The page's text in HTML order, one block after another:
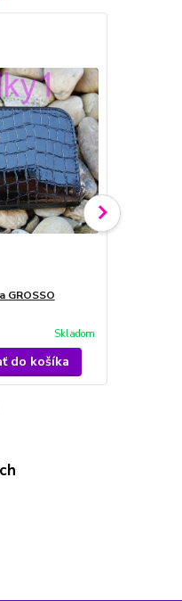
GROSSO
Skladom
do košíka